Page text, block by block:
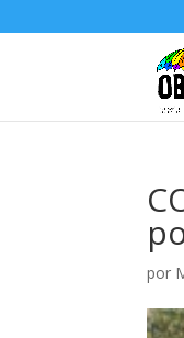
por